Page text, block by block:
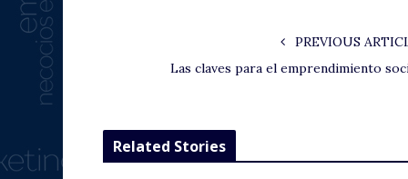
PREVIOUS
Las claves para el emprendimiento
Related Stories